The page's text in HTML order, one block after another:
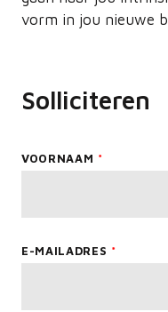
vorm in jou nieuwe
Solliciteren
this
VOORNAAM
E-MAILADRES